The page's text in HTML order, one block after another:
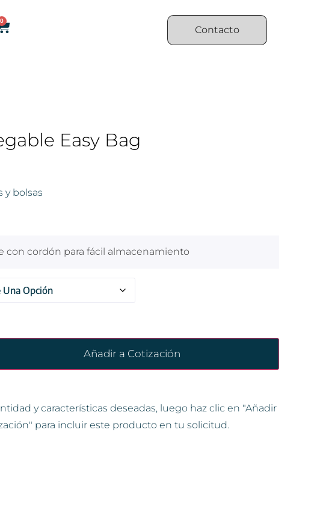
0
Contacto
Easy Bag
y bolsas
con cordón para fácil almacenamiento
Añadir a Cotización
y características deseadas, luego haz clic en "Añadir
para incluir este producto en tu solicitud.